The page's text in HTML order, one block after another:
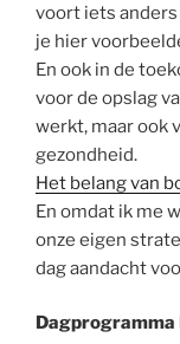
voort iets
je hier
En ook in de
voor de opslag
werkt, maar ook
gezondheid.
Het belang van
En omdat ik me
onze eigen
dag aandacht
Dagprogramma